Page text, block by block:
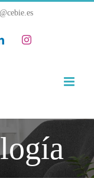
LinkedInInstagram